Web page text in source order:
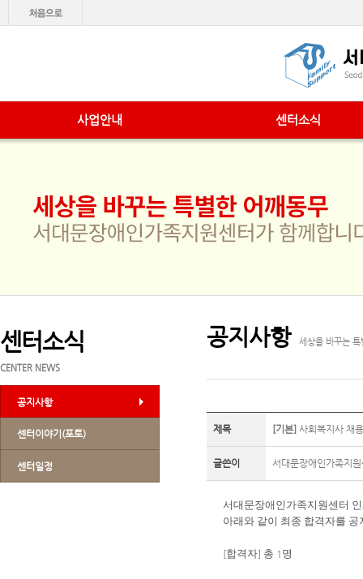
사업안내 센터소식
센터소식
CENTER NEWS
공지사항
센터이야기(포토)
센터일정
공지사항 세상을 바꾸는
제목 [기본] 사회복지사 채
글쓴이 서대문장애인가족지
서대문장애인가족지원센터
아래와 같이 최종 합격자를 공
[합격자] 총 1 명